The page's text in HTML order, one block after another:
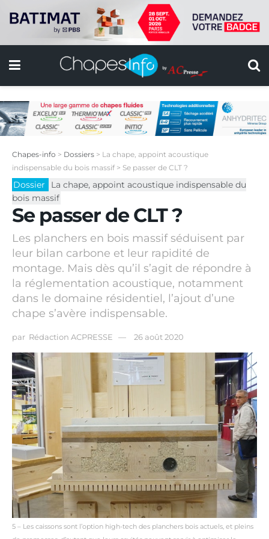
Chapes-info > Dossiers > La chape, appoint acoustique
indispensable du bois massif > Se passer de CLT ?
Dossier
La chape, appoint acoustique indispensable du
bois massif
Se passer de CLT ?
Les planchers en bois massif séduisent par
leur bilan carbone et leur rapidité de
montage. Mais dès qu’il s’agit de répondre à
la réglementation acoustique, notamment
dans le domaine résidentiel, l’ajout d’une
chape s’avère indispensable.
par Rédaction ACPRESSE 26 août 2020
5 – Les caissons sont l’option high-tech des planchers bois actuels, et pleins